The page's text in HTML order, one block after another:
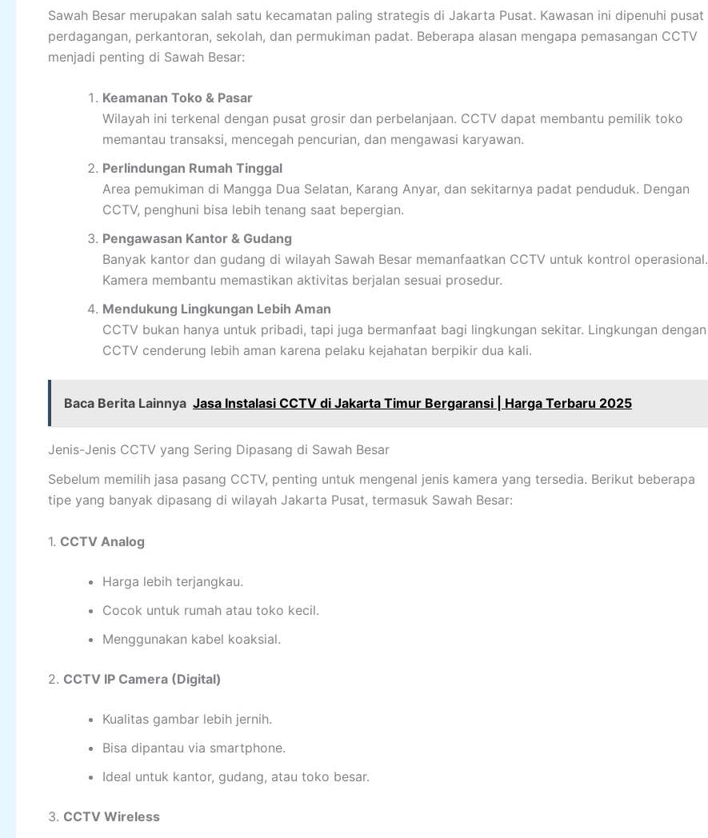
Sawah Besar merupakan salah satu kecamatan paling strategis di Jakarta Pusat. Kawasan ini dipenuhi pusat
perdagangan, perkantoran, sekolah, dan permukiman padat. Beberapa alasan mengapa pemasangan CCTV
menjadi penting di Sawah Besar:
Keamanan Toko & Pasar
Wilayah ini terkenal dengan pusat grosir dan perbelanjaan. CCTV dapat membantu pemilik toko
memantau transaksi, mencegah pencurian, dan mengawasi karyawan.
Perlindungan Rumah Tinggal
Area pemukiman di Mangga Dua Selatan, Karang Anyar, dan sekitarnya padat penduduk. Dengan
CCTV, penghuni bisa lebih tenang saat bepergian.
Pengawasan Kantor & Gudang
Banyak kantor dan gudang di wilayah Sawah Besar memanfaatkan CCTV untuk kontrol operasional.
Kamera membantu memastikan aktivitas berjalan sesuai prosedur.
Mendukung Lingkungan Lebih Aman
CCTV bukan hanya untuk pribadi, tapi juga bermanfaat bagi lingkungan sekitar. Lingkungan dengan
CCTV cenderung lebih aman karena pelaku kejahatan berpikir dua kali.
Baca Berita Lainnya Jasa Instalasi CCTV di Jakarta Timur Bergaransi | Harga Terbaru 2025
Jenis-Jenis CCTV yang Sering Dipasang di Sawah Besar
Sebelum memilih jasa pasang CCTV, penting untuk mengenal jenis kamera yang tersedia. Berikut beberapa
tipe yang banyak dipasang di wilayah Jakarta Pusat, termasuk Sawah Besar:
1. CCTV Analog
Harga lebih terjangkau.
Cocok untuk rumah atau toko kecil.
Menggunakan kabel koaksial.
2. CCTV IP Camera (Digital)
Kualitas gambar lebih jernih.
Bisa dipantau via smartphone.
Ideal untuk kantor, gudang, atau toko besar.
3. CCTV Wireless